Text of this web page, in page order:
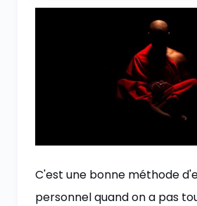
C'est une bonne méthode
personnel quand on a pas